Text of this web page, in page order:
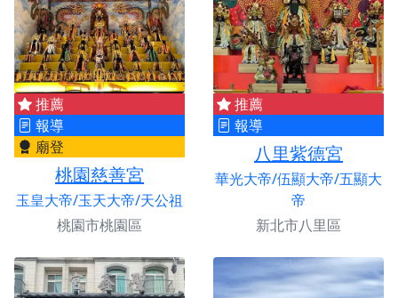
推薦
報導
廟登
桃園慈善宮
玉皇大帝/玉天大帝/天公祖
桃園市桃園區
推薦
報導
八里紫德宮
華光大帝/伍顯大帝/五顯大
帝
新北市八里區